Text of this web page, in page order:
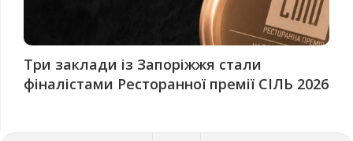
Три заклади із Запоріжжя стали
фіналістами Ресторанної премії СІЛЬ 2026